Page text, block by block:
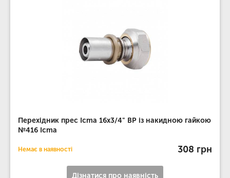
Перехідник прес Icma 16х3/4" ВР із накидною гайкою
№416 Icma
Немає в наявності 308 грн
Дізнатися про наявність